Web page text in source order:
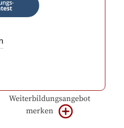
Weiterbildungsangebot
merken